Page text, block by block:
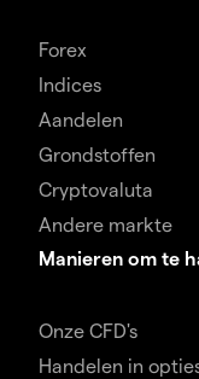
Forex
Indices
Aandelen
Grondstoffen
Cryptovaluta
Andere markte
Manieren om te
Onze CFD's
Handelen in